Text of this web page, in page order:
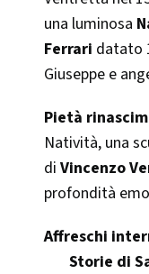
una luminosa
Ferrari datato
Giuseppe e
Pietà
Natività, una
di Vincenzo
profondità
Affreschi
Storie di